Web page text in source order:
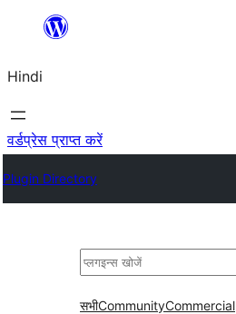
सामग्री
जाएं
Hindi
वर्डप्रेस प्राप्त करें
Plugin Directory
खोजें
सभीCommunityCommercial